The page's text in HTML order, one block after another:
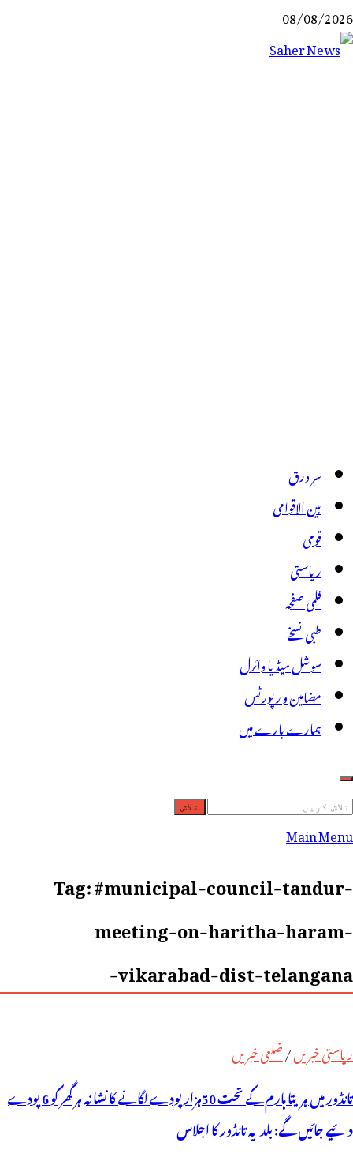
Skip
to
08/08/2026
سر ورق
بین الاقوامی
قومی
ریاستی
فلمی صفحہ
طبی نسخے
سوشل میڈیا وائرل
مضامین و رپورٹس
ہمارے بارے میں
تلاش
کریں
Main Menu
Tag:#municipal-council-tandur-
meeting-on-haritha-haram-
vikarabad-dist-telangana-
ریاستی خبریں/ضلعی خبریں
تانڈور میں ہریتا ہارم کے تحت 50ہزار پودے لگانے کا نشانہ ہر گھر کو 6 پودے
دئیے جائیں گے: بلدیہ تانڈور کا اجلاس